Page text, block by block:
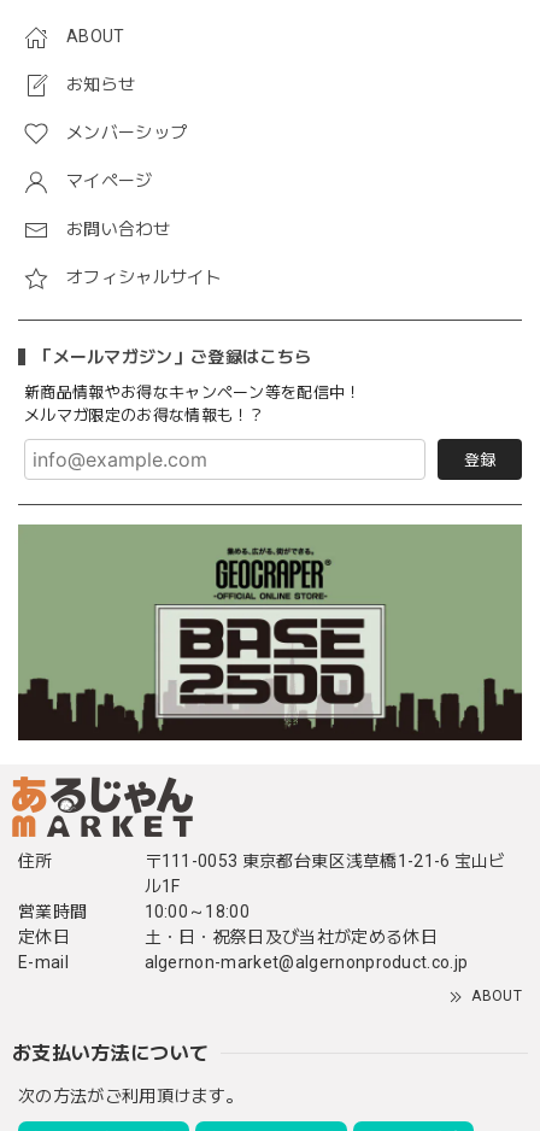
ABOUT
お知らせ
メンバーシップ
マイページ
お問い合わせ
オフィシャルサイト
「メールマガジン」ご登録はこちら
新商品情報やお得なキャンペーン等を配信中！
メルマガ限定のお得な情報も！？
登録
住所
〒111-0053 東京都台東区浅草橋1-21-6 宝山ビ
ル1F
営業時間
10:00～18:00
定休日
土・日・祝祭日及び当社が定める休日
E-mail
algernon-market@algernonproduct.co.jp
ABOUT
お支払い方法について
次の方法がご利用頂けます。